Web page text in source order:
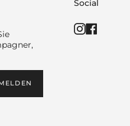
Social
Instagram